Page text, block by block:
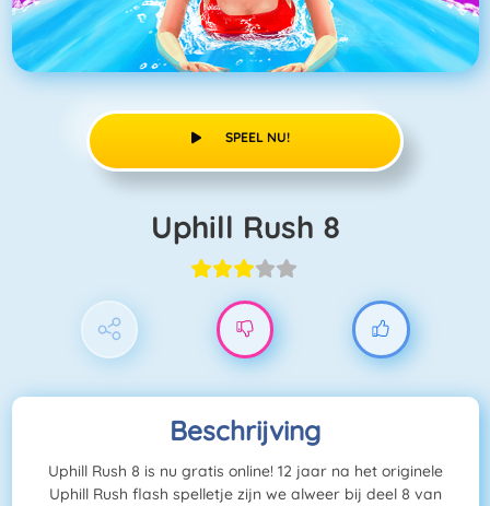
SPEEL NU!
Uphill Rush 8
Beschrijving
Uphill Rush 8 is nu gratis online! 12 jaar na het originele
Uphill Rush flash spelletje zijn we alweer bij deel 8 van